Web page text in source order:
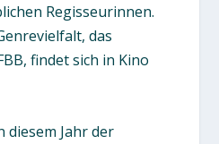
Regisseurinnen.
das
findet sich in Kino
diesem Jahr der